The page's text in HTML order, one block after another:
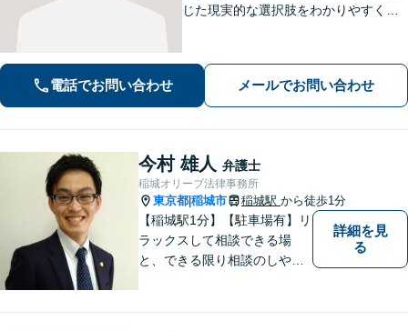
じた現実的な選択肢をわかりやすくご
対応】【電話・オンライン面談可】
電話でお問い合わせ メールでお問い合わせ
今村 雄人 弁護士
稲城オリーブ法律事務所
東京都 稲城市 稲城駅 から徒歩1分
【稲城駅1分】【駐車場有】リ
ラックスして相談できる場
と、できる限り相談のしやす
詳細を見
る